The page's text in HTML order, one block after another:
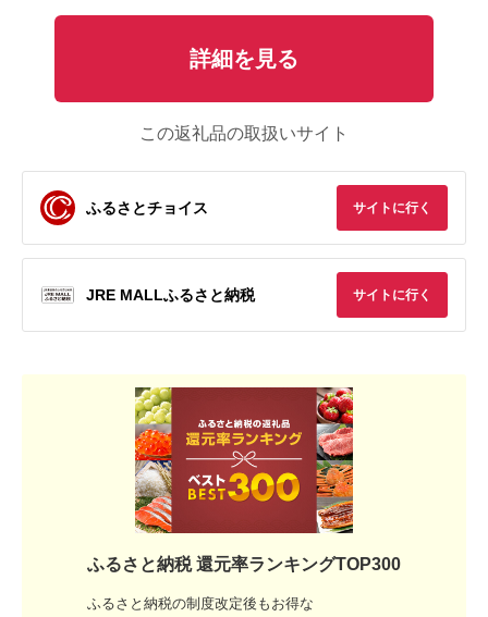
詳細を見る
この返礼品の取扱いサイト
ふるさとチョイス サイトに行く
JRE MALLふるさと納税 サイトに行く
ふるさと納税 還元率ランキングTOP300
ふるさと納税の制度改定後もお得な